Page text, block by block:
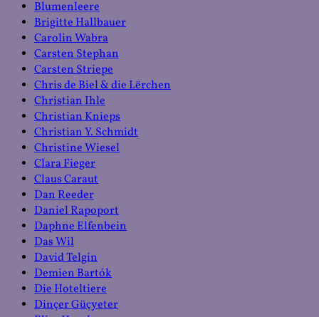
Blumenleere
Brigitte Hallbauer
Carolin Wabra
Carsten Stephan
Carsten Striepe
Chris de Biel & die Lërchen
Christian Ihle
Christian Knieps
Christian Y. Schmidt
Christine Wiesel
Clara Fieger
Claus Caraut
Dan Reeder
Daniel Rapoport
Daphne Elfenbein
Das Wil
David Telgin
Demien Bartók
Die Hoteltiere
Dinçer Güçyeter